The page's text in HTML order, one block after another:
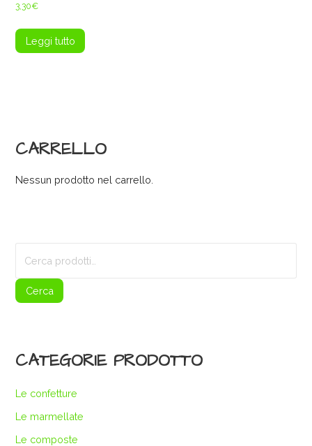
3,30€
Leggi tutto
CARRELLO
Nessun prodotto nel carrello.
Cerca
CATEGORIE PRODOTTO
Le confetture
Le marmellate
Le composte